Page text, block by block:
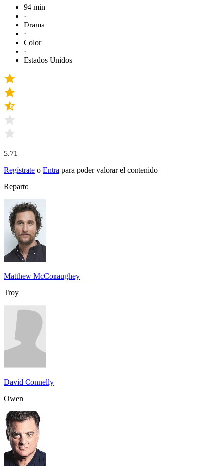
94 min
·
Drama
·
Color
·
Estados Unidos
5.71
Regístrate o Entra para poder valorar el contenido
Reparto
Matthew McConaughey
Troy
David Connelly
Owen